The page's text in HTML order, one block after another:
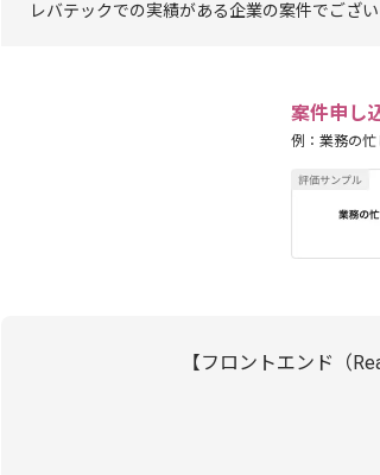
レバテックでの実績がある企業の案件でござい
案件申し
例：業務の
【フロントエンド（